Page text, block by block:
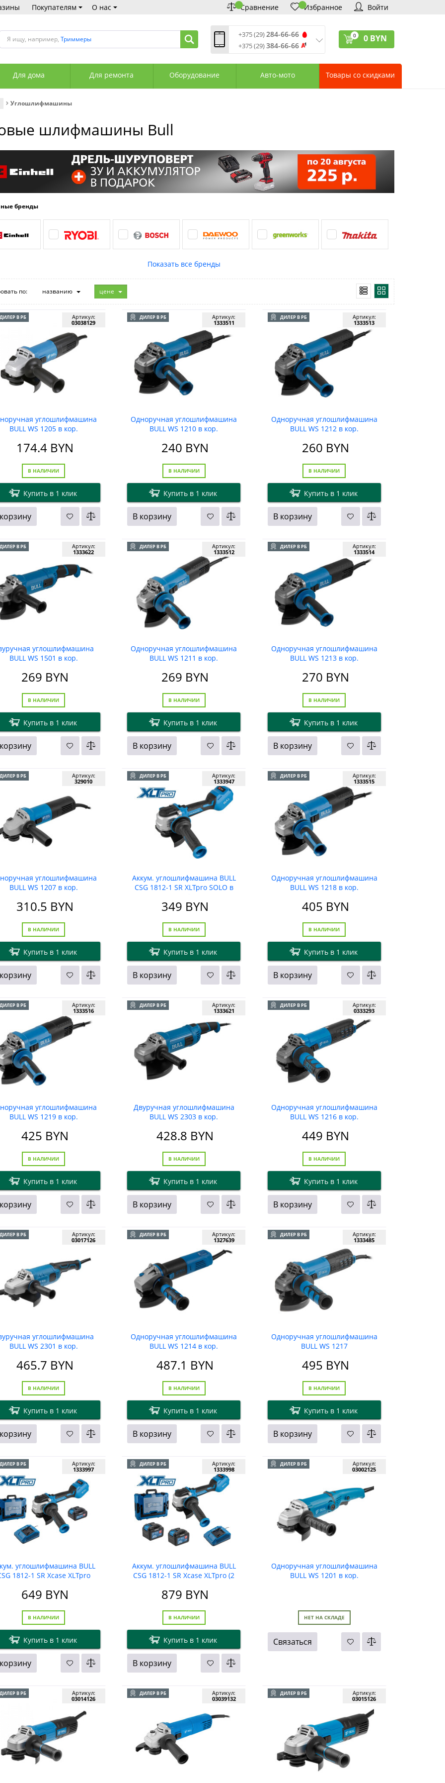
Покупателям О нас Сравнение Избранное Войти
Я ищу, например, Триммеры +375 (29)284-66-66
+375 (29)384-66-66
Сб: 10:00—18:00
Контактная информация
0 0 BYN
Для дома Для ремонта Оборудование Авто-мото Товары со скидками
Углошлифмашины
шлифмашины Bull
бренды
по: названию цене
В РБ
углошлифмашина
BULL WS 1205 в кор.
Артикул:
03038129
174.4BYN
В НАЛИЧИИ
Купить в 1 клик
ДИЛЕР В РБ
Одноручная углошлифмашина
BULL WS 1210 в кор.
Артикул:
1333511
240 BYN
В НАЛИЧИИ
Купить в 1 клик
В корзину
ДИЛЕР В РБ
Одноручная углошлифмашина
BULL WS 1212 в кор.
Артикул:
1333513
260 BYN
В НАЛИЧИИ
Купить в 1 клик
В корзину
В РБ
углошлифмашина
BULL WS 1501 в кор.
Артикул:
1333622
269 BYN
В НАЛИЧИИ
Купить в 1 клик
ДИЛЕР В РБ
Одноручная углошлифмашина
BULL WS 1211 в кор.
Артикул:
1333512
269 BYN
В НАЛИЧИИ
Купить в 1 клик
В корзину
ДИЛЕР В РБ
Одноручная углошлифмашина
BULL WS 1213 в кор.
Артикул:
1333514
270 BYN
В НАЛИЧИИ
Купить в 1 клик
В корзину
В РБ
углошлифмашина
BULL WS 1207 в кор.
Артикул:
329010
310.5 BYN
В НАЛИЧИИ
Купить в 1 клик
ДИЛЕР В РБ
Аккум. углошлифмашина BULL
CSG 1812-1 SR XLTpro SOLO в
Артикул:
1333947
349 BYN
В НАЛИЧИИ
Купить в 1 клик
В корзину
ДИЛЕР В РБ
Одноручная углошлифмашина
BULL WS 1218 в кор.
Артикул:
1333515
405 BYN
В НАЛИЧИИ
Купить в 1 клик
В корзину
В РБ
углошлифмашина
BULL WS 1219 в кор.
Артикул:
1333516
425 BYN
В НАЛИЧИИ
Купить в 1 клик
ДИЛЕР В РБ
Двуручная углошлифмашина
BULL WS 2303 в кор.
Артикул:
1333621
428.8 BYN
В НАЛИЧИИ
Купить в 1 клик
В корзину
ДИЛЕР В РБ
Одноручная углошлифмашина
BULL WS 1216 в кор.
Артикул:
0333293
449 BYN
В НАЛИЧИИ
Купить в 1 клик
В корзину
В РБ
углошлифмашина
BULL WS 2301 в кор.
Артикул:
03017126
465.7 BYN
В НАЛИЧИИ
Купить в 1 клик
ДИЛЕР В РБ
Одноручная углошлифмашина
BULL WS 1214 в кор.
Артикул:
1327639
487.1 BYN
В НАЛИЧИИ
Купить в 1 клик
В корзину
ДИЛЕР В РБ
Одноручная углошлифмашина
BULL WS 1217
Артикул:
1333485
495 BYN
В НАЛИЧИИ
Купить в 1 клик
В корзину
В РБ
углошлифмашина BULL
1812-1 SR Xcase XLTpro
Артикул:
1333997
649 BYN
В НАЛИЧИИ
Купить в 1 клик
ДИЛЕР В РБ
Аккум. углошлифмашина BULL
CSG 1812-1 SR Xcase XLTpro (2
Артикул:
1333998
879 BYN
В НАЛИЧИИ
Купить в 1 клик
В корзину
ДИЛЕР В РБ
Одноручная углошлифмашина
BULL WS 1201 в кор.
Артикул:
03002125
НЕТ НА СКЛАДЕ
Связаться
В РБ
Артикул:
03014126
ДИЛЕР В РБ
Артикул:
03039132
ДИЛЕР В РБ
Артикул:
03015126